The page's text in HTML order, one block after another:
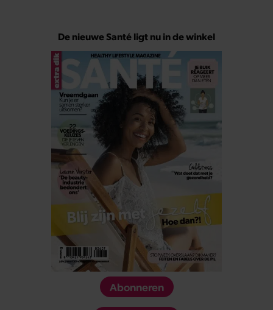
De nieuwe Santé ligt nu in de winkel
Abonneren